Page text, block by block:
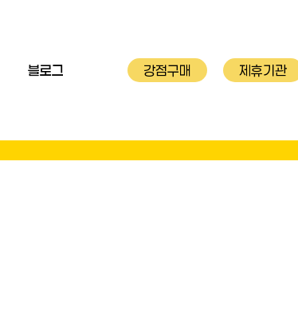
블로그 강점구매 제휴기관